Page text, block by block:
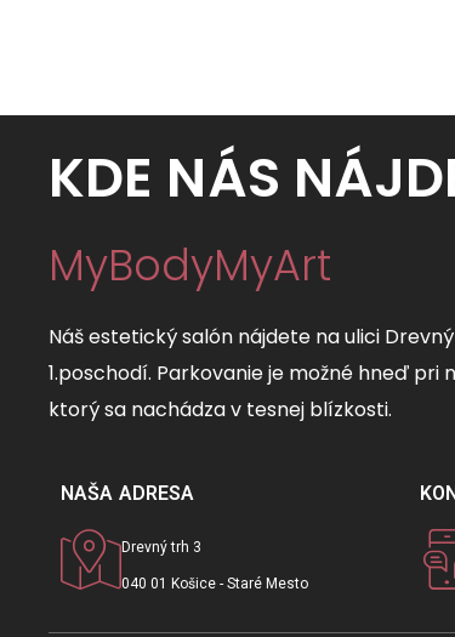
KDE NÁS
MyBodyMyArt
Náš estetický salón nájdete na ulici
1.poschodí. Parkovanie je možné hneď pri
ktorý sa nachádza v tesnej blízkosti.
NAŠA ADRESA
Drevný trh 3
040 01 Košice - Staré Mesto